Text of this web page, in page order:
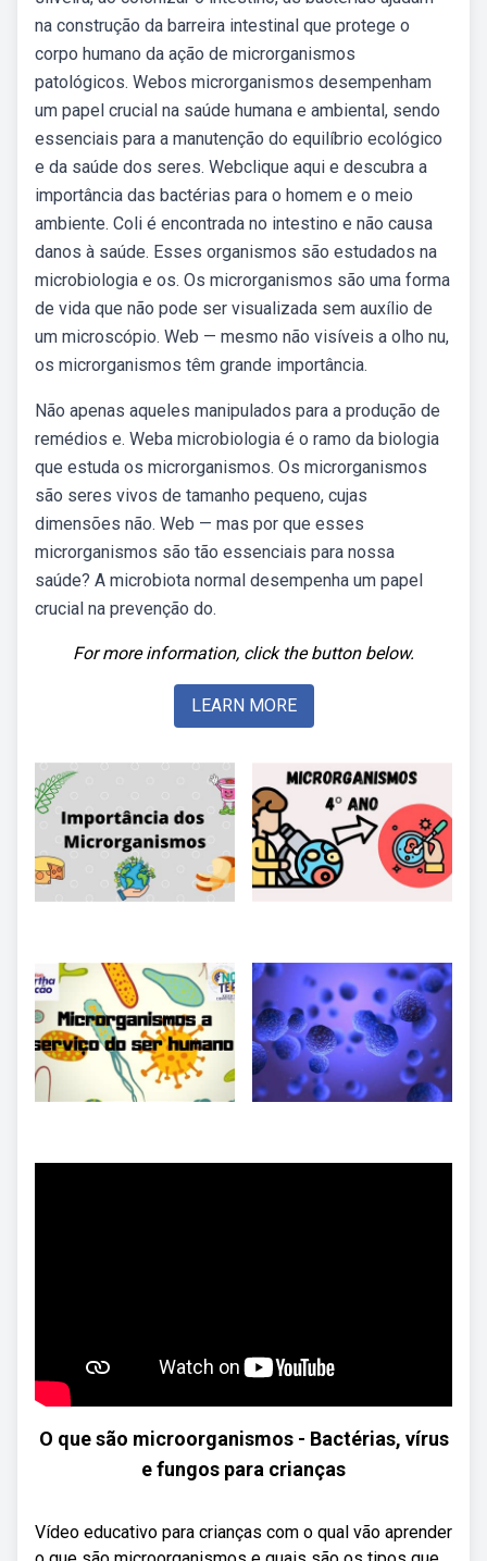
na construção da barreira intestinal que protege o
corpo humano da ação de microrganismos
patológicos. Webos microrganismos desempenham
um papel crucial na saúde humana e ambiental, sendo
essenciais para a manutenção do equilíbrio ecológico
e da saúde dos seres. Webclique aqui e descubra a
importância das bactérias para o homem e o meio
ambiente. Coli é encontrada no intestino e não causa
danos à saúde. Esses organismos são estudados na
microbiologia e os. Os microrganismos são uma forma
de vida que não pode ser visualizada sem auxílio de
um microscópio. Web — mesmo não visíveis a olho nu,
os microrganismos têm grande importância.
Não apenas aqueles manipulados para a produção de
remédios e. Weba microbiologia é o ramo da biologia
que estuda os microrganismos. Os microrganismos
são seres vivos de tamanho pequeno, cujas
dimensões não. Web — mas por que esses
microrganismos são tão essenciais para nossa
saúde? A microbiota normal desempenha um papel
crucial na prevenção do.
For more information, click the button below.
LEARN MORE
O que são microorganismos - Bactérias, vírus
e fungos para crianças
Vídeo educativo para crianças com o qual vão aprender